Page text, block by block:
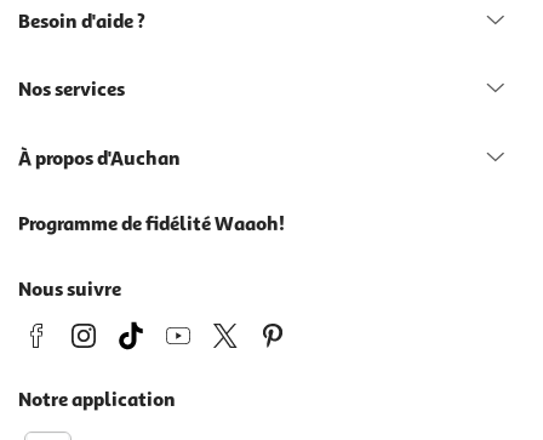
Besoin d'aide ?
Nos services
À propos d'Auchan
Programme de fidélité Waaoh!
Nous suivre
Notre application